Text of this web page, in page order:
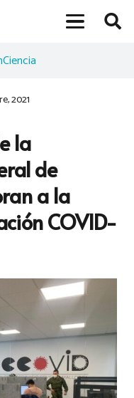
Ciencia
2021
la
de
a la
COVID-